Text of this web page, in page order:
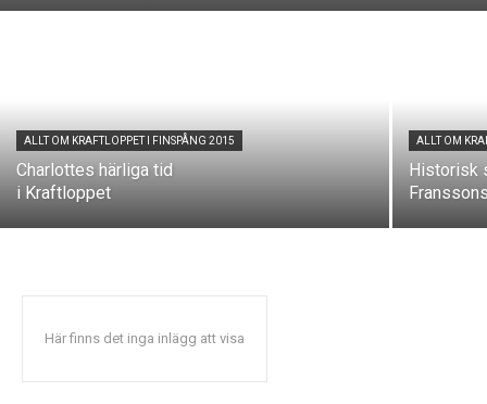
ALLT OM KRAFTLOPPET I FINSPÅNG 2015
Charlottes härliga tid
i Kraftloppet
ALLT OM
Historisk
Här finns det inga inlägg att visa